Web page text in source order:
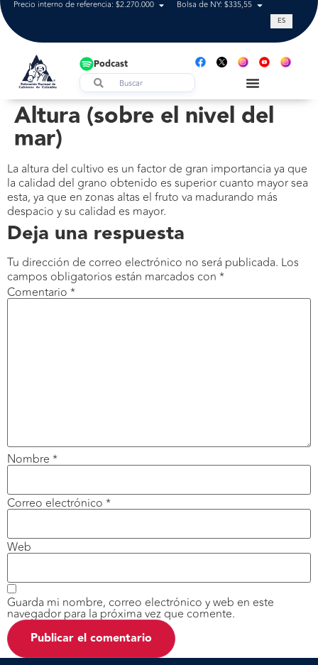
Precio interno de referencia: $2.270.000 Bolsa de NY: $335,55 Tasa de
ES
Podcast
Altura (sobre el nivel del
mar)
La altura del cultivo es un factor de gran importancia ya que
la calidad del grano obtenido es superior cuanto mayor sea
esta, ya que en zonas altas el fruto va madurando más
despacio y su calidad es mayor.
Deja una respuesta
Tu dirección de correo electrónico no será publicada. Los
campos obligatorios están marcados con *
Comentario *
Nombre *
Correo electrónico *
Web
Guarda mi nombre, correo electrónico y web en este
navegador para la próxima vez que comente.